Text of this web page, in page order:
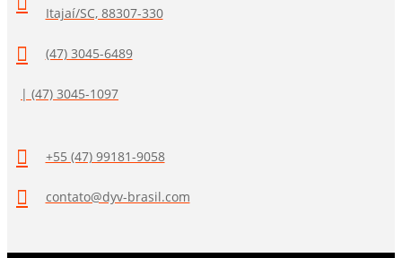
Itajaí/SC, 88307-330
(47) 3045-6489
| (47) 3045-1097
+55 (47) 99181-9058
contato@dyv-brasil.com